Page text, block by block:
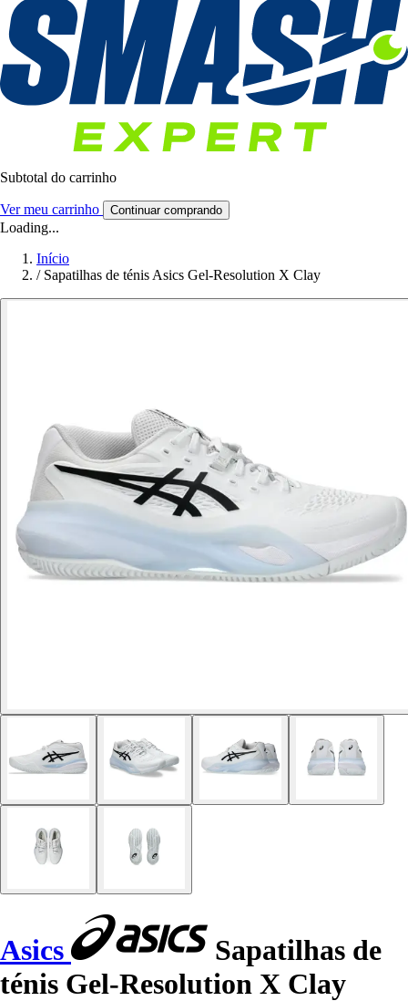
Subtotal do carrinho
Ver meu carrinho Continuar comprando
Loading...
Início
/ Sapatilhas de ténis Asics Gel-Resolution X Clay
Asics
Sapatilhas de
ténis Gel-Resolution X Clay